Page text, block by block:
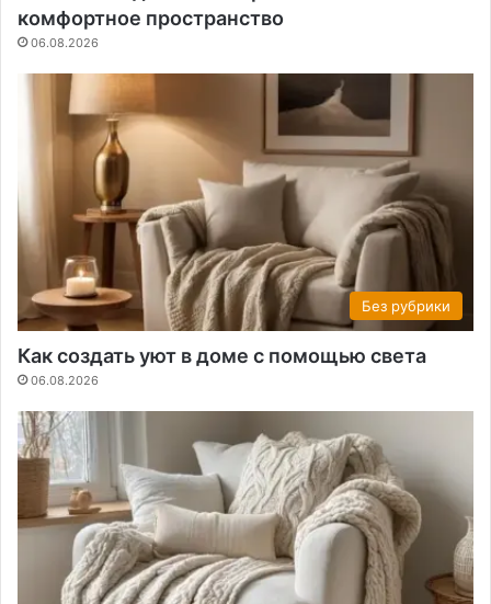
комфортное пространство
06.08.2026
Без рубрики
Как создать уют в доме с помощью света
06.08.2026